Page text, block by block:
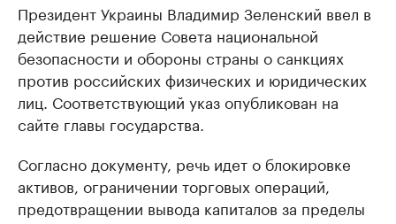
Президент Украины Владимир Зеленский ввел в
действие решение Совета национальной
безопасности и обороны страны о санкциях
против российских физических и юридических
лиц. Соответствующий указ опубликован на
сайте главы государства.
Согласно документу, речь идет о блокировке
активов, ограничении торговых операций,
предотвращении вывода капиталов за пределы